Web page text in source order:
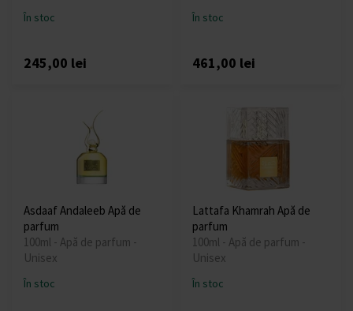
În stoc
245,00 lei
În stoc
461,00 lei
Asdaaf Andaleeb Apă de
parfum
100ml - Apă de parfum -
Unisex
În stoc
Lattafa Khamrah Apă de
parfum
100ml - Apă de parfum -
Unisex
În stoc